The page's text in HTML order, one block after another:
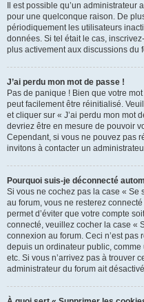
Il est possible qu’un
pour une quelconque raison. De
périodiquement les utilisateurs
données. Si tel était le cas,
plus activement aux discussions du
J’ai perdu mon mot de passe !
Pas de panique ! Bien que votre
peut facilement être réinitialisé.
et cliquer sur « J’ai perdu mon mot
devriez être en mesure de pouvoir
Cependant, si vous ne pouvez pas
invitons à contacter un
Pourquoi suis-je déconnecté
Si vous ne cochez pas la case « Se
au forum, vous ne resterez
permet d’éviter que votre compte
connecté, veuillez cocher la case «
connexion au forum. Ceci n’est
depuis un ordinateur public,
etc. Si vous n’arrivez pas à trouver
administrateur du forum ait